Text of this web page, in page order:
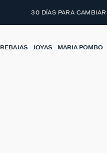
30 DÍAS PARA
REBAJAS JOYAS MARIA POMBO